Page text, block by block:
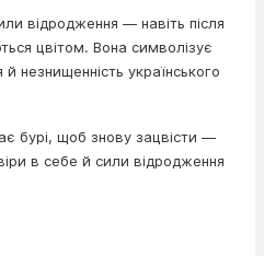
відродження — навіть після
цвітом. Вона символізує
незнищенність українського
бурі, щоб знову зацвісти —
в себе й сили відродження